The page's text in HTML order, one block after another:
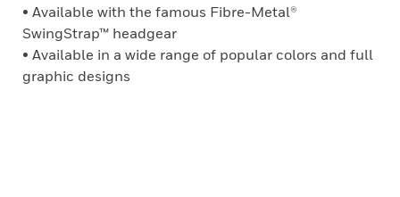
• Available with the famous Fibre-Metal®
SwingStrap™ headgear
• Available in a wide range of popular colors and full
graphic designs